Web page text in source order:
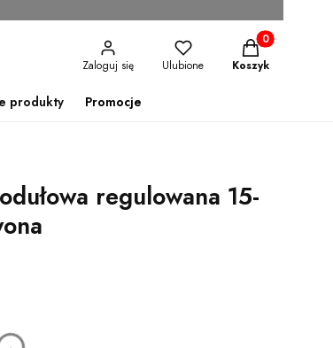
Zaloguj się Ulubione
Produkty w
Koszyk
produkty Promocje
regulowana 15-